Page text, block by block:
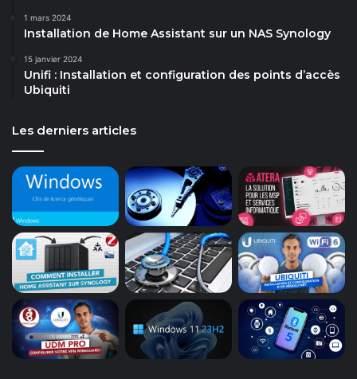
1 mars 2024
Installation de Home Assistant sur un NAS Synology
15 janvier 2024
Unifi : Installation et configuration des points d’accès
Ubiquiti
Les derniers articles